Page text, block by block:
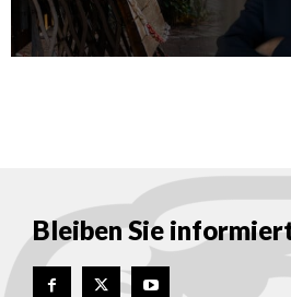
Bleiben Sie